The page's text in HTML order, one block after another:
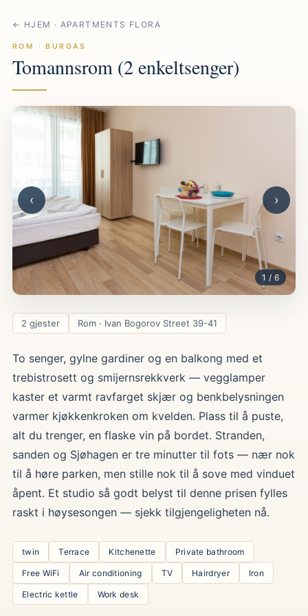
← HJEM · APARTMENTS FLORA
ROM · BURGAS
Tomannsrom (2 enkeltsenger)
‹ ›
1 / 6
2 gjester Rom · Ivan Bogorov Street 39-41
To senger, gylne gardiner og en balkong med et
trebistrosett og smijernsrekkverk — vegglamper
kaster et varmt ravfarget skjær og benkbelysningen
varmer kjøkkenkroken om kvelden. Plass til å puste,
alt du trenger, en flaske vin på bordet. Stranden,
sanden og Sjøhagen er tre minutter til fots — nær nok
til å høre parken, men stille nok til å sove med vinduet
åpent. Et studio så godt belyst til denne prisen fylles
raskt i høysesongen — sjekk tilgjengeligheten nå.
twin Terrace Kitchenette Private bathroom
Free WiFi Air conditioning TV Hairdryer Iron
Electric kettle Work desk